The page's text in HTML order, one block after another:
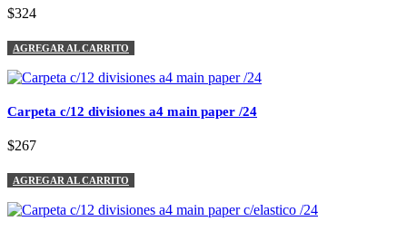
$324
AGREGAR AL CARRITO
Carpeta c/12 divisiones a4 main paper /24
$267
AGREGAR AL CARRITO